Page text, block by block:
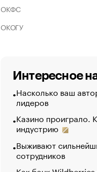
ОКФС
ОКОГУ
Интересное
Насколько ваш
лидеров
Казино проиграло.
индустрию
Выживают
сотрудников